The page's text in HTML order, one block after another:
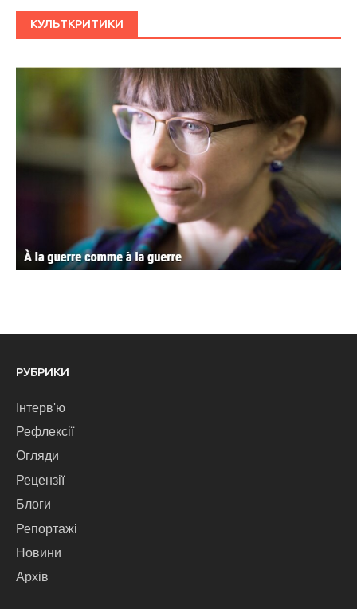
КУЛЬТКРИТИКИ
РУБРИКИ
Інтерв'ю
Рефлексії
Огляди
Рецензії
Блоги
Репортажі
Новини
Архів